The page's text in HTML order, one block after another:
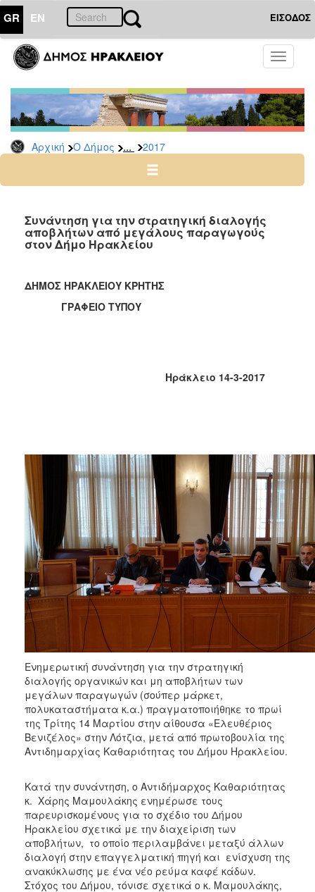
GR EN ΕΙΣΟΔΟΣ
Toggle
Αρχική Ο Δήμος ... 2017
ΔΗΜΟΣ
Δελτία
Τύπου
Αρχείο
2026
2024
2022
2021
2010
2006
ΤΟΠΟΣ
ΠΟΛΙΤΙΣΜΟΣ
ΠΟΛΗ
Συνάντηση για την στρατηγική διαλογής
αποβλήτων από μεγάλους παραγωγούς
στον Δήμο Ηρακλείου
ΔΗΜΟΣ ΗΡΑΚΛΕΙΟΥ ΚΡΗΤΗΣ
ΓΡΑΦΕΙΟ ΤΥΠΟΥ
Ηράκλειο 14-3-2017
Ενημερωτική συνάντηση για την στρατηγική
διαλογής οργανικών και μη αποβλήτων των
μεγάλων παραγωγών (σούπερ μάρκετ,
πολυκαταστήματα κ.α.) πραγματοποιήθηκε το πρωί
της Τρίτης 14 Μαρτίου στην αίθουσα «Ελευθέριος
Βενιζέλος» στην Λότζια, μετά από πρωτοβουλία της
Αντιδημαρχίας Καθαριότητας του Δήμου Ηρακλείου.
Κατά την συνάντηση, ο Αντιδήμαρχος Καθαριότητας
κ. Χάρης Μαμουλάκης ενημέρωσε τους
παρευρισκομένους για το σχέδιο του Δήμου
Ηρακλείου σχετικά με την διαχείριση των
αποβλήτων, το οποίο περιλαμβάνει μεταξύ άλλων
διαλογή στην επαγγελματική πηγή και ενίσχυση της
ανακύκλωσης με ένα νέο ρεύμα καφέ κάδων.
Στόχος του Δήμου, τόνισε σχετικά ο κ. Μαμουλάκης,